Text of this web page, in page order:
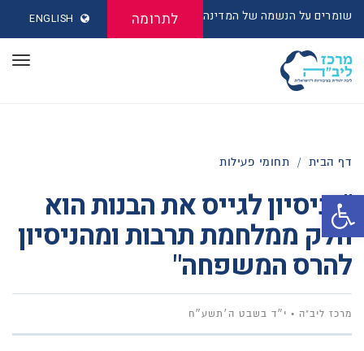
פתח סרגל נגישות
שומרים על הנשמה של המדינה לתרומה ENGLISH
דף הבית / תחומי פעילות
"הניסיון לגייס את הבנות הוא
חלק ממלחמת תרבות ומהניסיון
להרס המשפחה"
מרכז ליב"ה י״ד בשבט ה׳תשע״ח